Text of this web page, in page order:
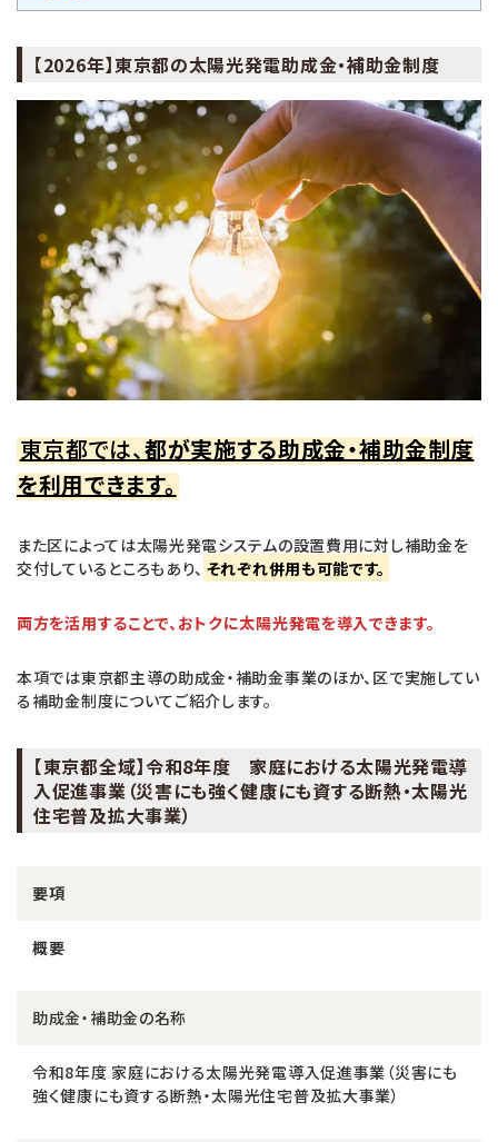
【2026年】東京都の太陽光発電助成金・補助金制度
東京都では、都が実施する助成金・補助金制度
を利用できます。
また区によっては太陽光発電システムの設置費用に対し補助金を
交付しているところもあり、 それぞれ併用も可能です。
両方を活用することで、おトクに太陽光発電を導入できます。
本項では東京都主導の助成金・補助金事業のほか、区で実施してい
る補助金制度についてご紹介します。
【東京都全域】令和8年度 家庭における太陽光発電導
入促進事業（災害にも強く健康にも資する断熱・太陽光
住宅普及拡大事業）
要項
概要
助成金・補助金の名称
令和8年度 家庭における太陽光発電導入促進事業（災害にも
強く健康にも資する断熱・太陽光住宅普及拡大事業）